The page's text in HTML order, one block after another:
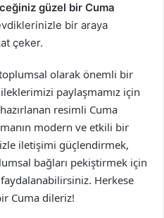
güzel bir Cuma
bir araya
çeker.
olarak önemli bir
paylaşmamız için
resimli Cuma
modern ve etkili bir
iletişimi güçlendirmek,
bağları pekiştirmek için
Herkese
Cuma dileriz!